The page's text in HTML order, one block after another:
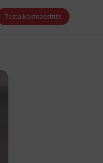
Testa kostnadsfritt